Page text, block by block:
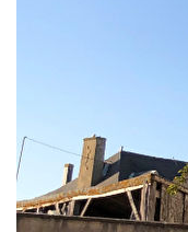
Réf : 2365LC
Entre La Guerche
Maison de
au rez-de-chaussée